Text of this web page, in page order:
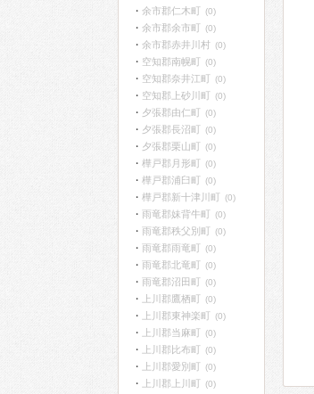
余市郡仁木町 (0)
余市郡余市町 (0)
余市郡赤井川村 (0)
空知郡南幌町 (0)
空知郡奈井江町 (0)
空知郡上砂川町 (0)
夕張郡由仁町 (0)
夕張郡長沼町 (0)
夕張郡栗山町 (0)
樺戸郡月形町 (0)
樺戸郡浦臼町 (0)
樺戸郡新十津川町 (0)
雨竜郡妹背牛町 (0)
雨竜郡秩父別町 (0)
雨竜郡雨竜町 (0)
雨竜郡北竜町 (0)
雨竜郡沼田町 (0)
上川郡鷹栖町 (0)
上川郡東神楽町 (0)
上川郡当麻町 (0)
上川郡比布町 (0)
上川郡愛別町 (0)
上川郡上川町 (0)